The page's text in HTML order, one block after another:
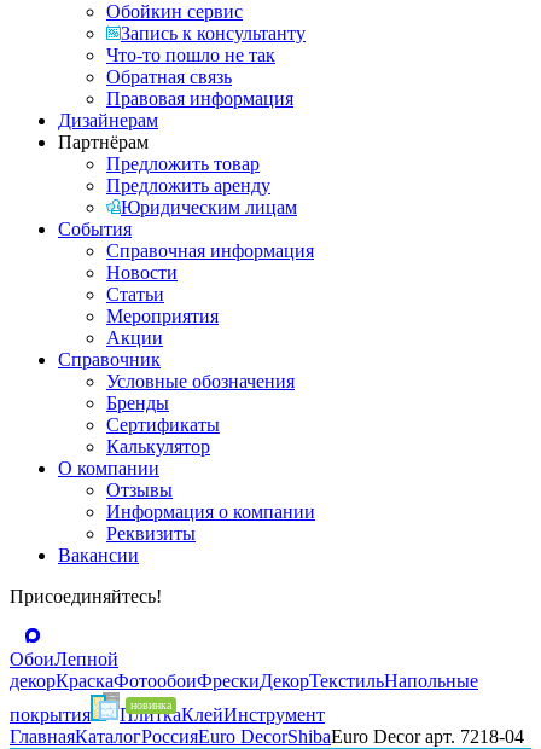
Обойкин сервис
Запись к консультанту
Что-то пошло не так
Обратная связь
Правовая информация
Дизайнерам
Партнёрам
Предложить товар
Предложить аренду
Юридическим лицам
События
Справочная информация
Новости
Статьи
Мероприятия
Акции
Справочник
Условные обозначения
Бренды
Сертификаты
Калькулятор
О компании
Отзывы
Информация о компании
Реквизиты
Вакансии
Присоединяйтесь!
ОбоиЛепной
декорКраскаФотообоиФрескиДекорТекстильНапольные
покрытия
ПлиткаКлейИнструмент
ГлавнаяКаталогРоссияEuro DecorShibaEuro Decor арт. 7218-04